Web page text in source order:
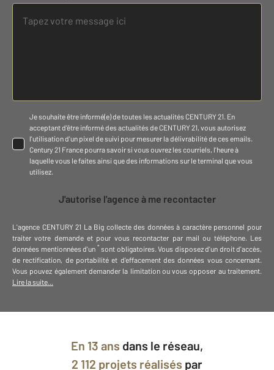
Je souhaite être informé(e) de toutes les actualités CENTURY 21. En
acceptant d'être informé des actualités de CENTURY 21, vous autorisez
l'utilisation d'un pixel de suivi pour mesurer la délivrabilité de ces emails.
Century 21 France pourra savoir si vous ouvrez les courriels, l'heure à
laquelle vous le faites ainsi que des informations sur le terminal que vous
utilisez.
J'autorise l'agence à me recontacter
L'agence CENTURY 21 La Big collecte des données à caractère personnel pour
traiter votre demande et pour vous recontacter par mail ou téléphone. Les
données mentionnées d'un * sont obligatoires. Vous disposez d'un droit d'accès,
de rectification, de portabilité et d'effacement des données vous concernant.
Vous pouvez également demander la limitation ou vous opposer au traitement.
Lire la suite...
En 13 ans dans le réseau,
2 112 projets réalisés par